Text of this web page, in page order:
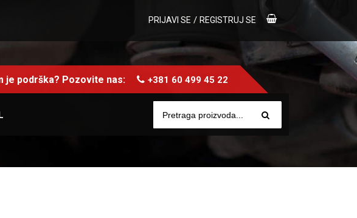
PRIJAVI SE / REGISTRUJ SE
je podrška? Pozovite nas: +381 60 499 45 22